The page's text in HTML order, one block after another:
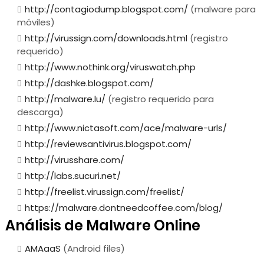
http://contagiodump.blogspot.com/ (malware para
móviles)
http://virussign.com/downloads.html(registro
requerido)
http://www.nothink.org/viruswatch.php
http://dashke.blogspot.com/
http://malware.lu/ (registro requerido para
descarga)
http://www.nictasoft.com/ace/malware-urls/
http://reviewsantivirus.blogspot.com/
http://virusshare.com/
http://labs.sucuri.net/
http://freelist.virussign.com/freelist/
https://malware.dontneedcoffee.com/blog/
Análisis de Malware Online
AMAaaS (Android files)